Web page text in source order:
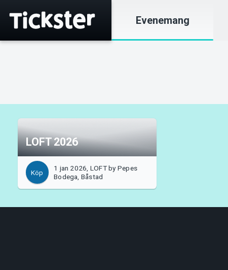
Evenemang
LOFT 2026
Köp
1 jan 2026, LOFT by Pepes
Bodega, Båstad